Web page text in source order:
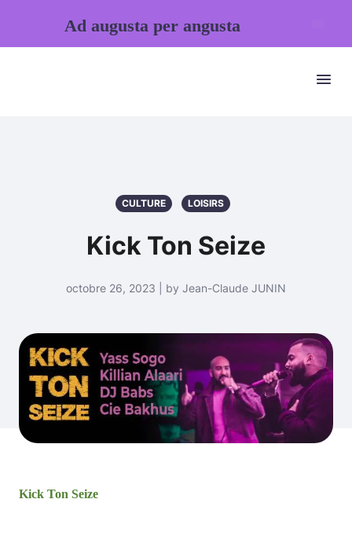
CULTURE LOISIRS
Kick Ton Seize
octobre 26, 2023 | by Jean-Claude JUNIN
Kick Ton Seize
Ad augusta per angusta